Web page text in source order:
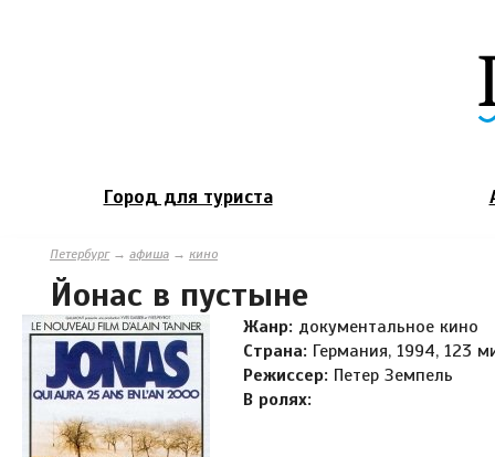
Город для туриста
Петербург→ афиша → кино
Йонас в пустыне
Жанр: документальное кино
Страна: Германия, 1994, 123
Режиссер: Петер Земпель
В ролях: